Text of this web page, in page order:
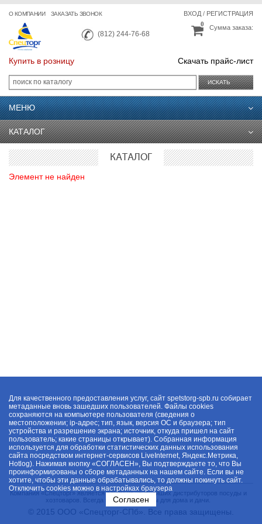
О КОМПАНИИ ЗАКАЗАТЬ ЗВОНОК
(812) 244-76-68
ВХОД/ РЕГИСТРАЦИЯ
Сумма заказа:
0
Купить в розницу Скачать прайс-лист
ИСКАТЬ
МЕНЮ
КАТАЛОГ
КАТАЛОГ
Элемент не найден
Компания «Спецторг» является одним из крупнейших дистрибуторов посуды и
хозтоваров. Всегда в наличии товары для дома и дачи.
© 2015 ООО «Спецторг-СПб». Все права защищены.
Для качественного предоставления услуг, сайт spetstorg-spb.ru собирает
метаданные вновь зашедших пользователей. Файлы cookies
сохраняются на компьютере пользователя (сведения о
местоположении; ip-адрес; тип, язык, версия ОС и браузера; тип
устройства и разрешение экрана; источник, откуда пришел на сайт
пользователь; какие страницы открывает). Собранная информация
используется для обработки статистических данных использования
сайта посредством интернет-сервисов LiveInternet, Яндекс.Метрика,
Hotlog). Нажимая кнопку «СОГЛАСЕН», Вы подтверждаете то, что Вы
проинформированы о сборе метаданных на нашем сайте. Если вы не
хотите, чтобы эти данные обрабатывались, то должны покинуть сайт.
Отключить cookies можно в настройках браузера
Согласен